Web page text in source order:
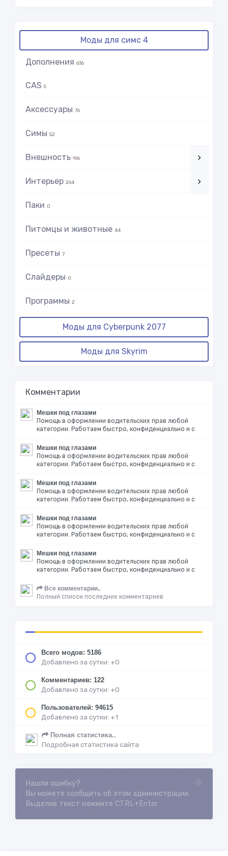
Моды для симс 4
Дополнения 636
CAS 5
Аксессуары 76
Симы 52
Внешность 196
Интерьер 264
Паки 0
Питомцы и животные 44
Пресеты 7
Слайдеры 0
Программы 2
Моды для Cyberpunk 2077
Моды для Skyrim
Комментарии
Мешки под глазами
Помощь в оформлении водительских прав любой
категории. Работаем быстро, конфиденциально и с
Мешки под глазами
Помощь в оформлении водительских прав любой
категории. Работаем быстро, конфиденциально и с
Мешки под глазами
Помощь в оформлении водительских прав любой
категории. Работаем быстро, конфиденциально и с
Мешки под глазами
Помощь в оформлении водительских прав любой
категории. Работаем быстро, конфиденциально и с
Мешки под глазами
Помощь в оформлении водительских прав любой
категории. Работаем быстро, конфиденциально и с
Все комментарии..
Полный список последних комментариев
Всего модов: 5186
Добавлено за сутки: +0
Комментариев: 122
Добавлено за сутки: +0
Пользователей: 94615
Добавлено за сутки: +1
Полная статистика..
Подробная статистика сайта
Нашли ошибку?
Вы можете сообщить об этом администрации.
Выделив текст нажмите CTRL+Enter